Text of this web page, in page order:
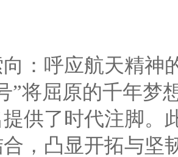
：呼应航天精神
”将屈原的千年梦
供了时代注脚。
，凸显开拓与坚